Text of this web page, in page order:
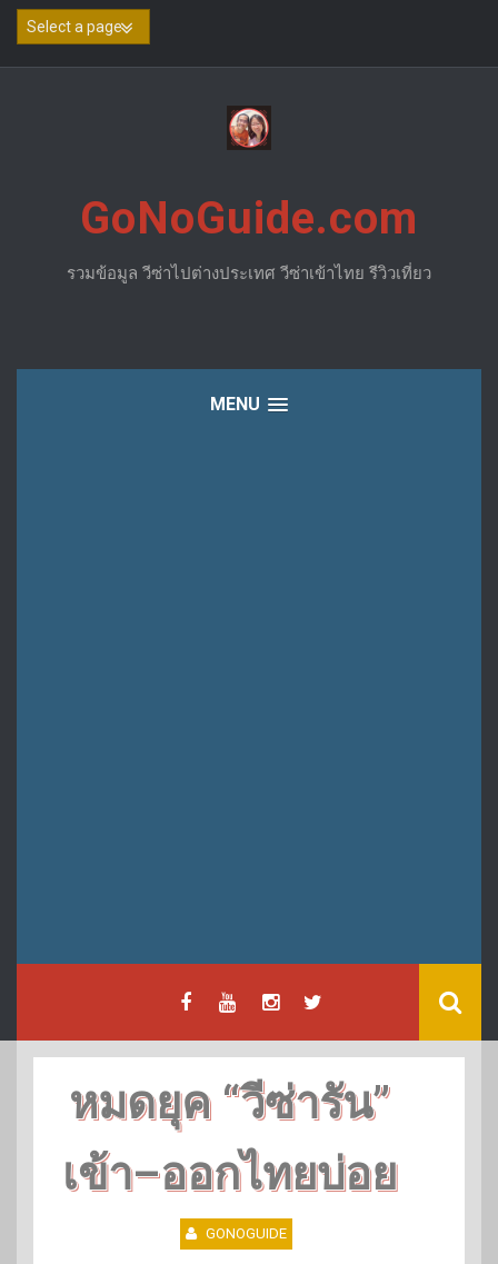
Skip
GoNoGuide.com
รวมข้อมูล วีซ่าไปต่างประเทศ วีซ่าเข้าไทย รีวิวเที่ยว
MENU
หมดยุค “วีซ่ารัน”
เข้า–ออกไทยบ่อย
GONOGUIDE